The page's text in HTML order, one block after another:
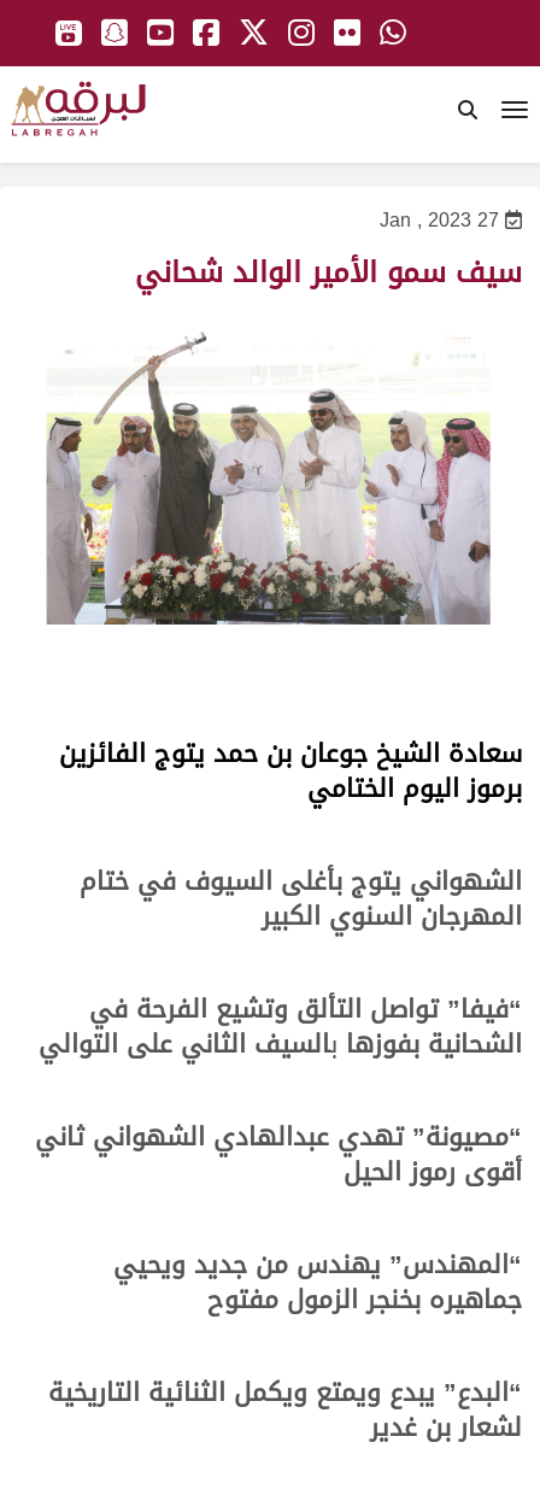
27 Jan , 2023
سيف سمو الأمير الوالد شحاني
سعادة الشيخ جوعان بن حمد يتوج الفائزين
برموز اليوم الختامي
الشهواني يتوج بأغلى السيوف في ختام
المهرجان السنوي الكبير
“فيفا” تواصل التألق وتشيع الفرحة في
الشحانية بفوزها بالسيف الثاني على التوالي
“مصيونة” تهدي عبدالهادي الشهواني ثاني
أقوى رموز الحيل
“المهندس” يهندس من جديد ويحيي
جماهيره بخنجر الزمول مفتوح
“البدع” يبدع ويمتع ويكمل الثنائية التاريخية
لشعار بن غدير